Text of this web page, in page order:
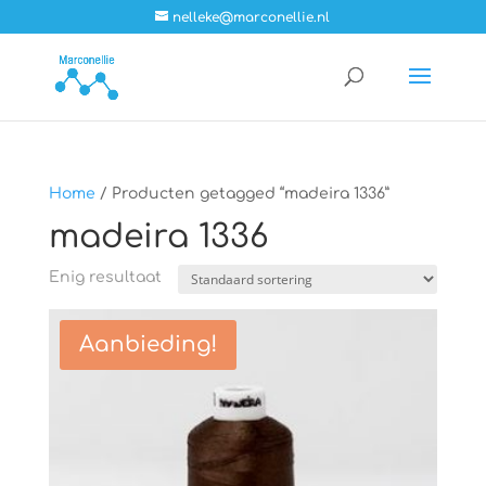
nelleke@marconellie.nl
Home / Producten getagged “madeira 1336”
madeira 1336
Enig resultaat
Aanbieding!